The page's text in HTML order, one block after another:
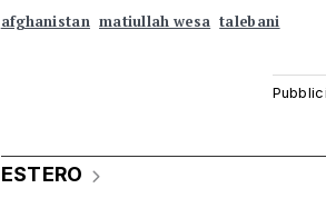
afghanistan matiullah wesa talebani
ESTERO